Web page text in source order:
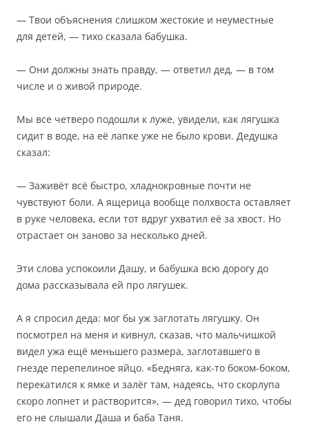
— Твои объяснения слишком жестокие и неуместные
для детей, — тихо сказала бабушка.
— Они должны знать правду, — ответил дед, — в том
числе и о живой природе.
Мы все четверо подошли к луже, увидели, как лягушка
сидит в воде, на её лапке уже не было крови. Дедушка
сказал:
— Заживёт всё быстро, хладнокровные почти не
чувствуют боли. А ящерица вообще полхвоста оставляет
в руке человека, если тот вдруг ухватил её за хвост. Но
отрастает он заново за несколько дней.
Эти слова успокоили Дашу, и бабушка всю дорогу до
дома рассказывала ей про лягушек.
А я спросил деда: мог бы уж заглотать лягушку. Он
посмотрел на меня и кивнул, сказав, что мальчишкой
видел ужа ещё меньшего размера, заглотавшего в
гнезде перепелиное яйцо. «Бедняга, как-то боком-боком,
перекатился к ямке и залёг там, надеясь, что скорлупа
скоро лопнет и растворится», — дед говорил тихо, чтобы
его не слышали Даша и баба Таня.